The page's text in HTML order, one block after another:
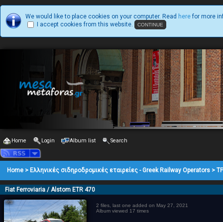
We would like to place cookies on your computer. Read here for more
I accept cookies from this website.
Home Login Album list Search
Home > Ελληνικές σιδηροδρομικές εταιρείες - Greek Railway Operators >
Fiat Ferroviaria / Alstom ETR 470
2 files, last one added on May 27, 2021
Album viewed 17 times